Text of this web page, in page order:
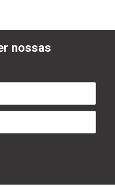
nossas